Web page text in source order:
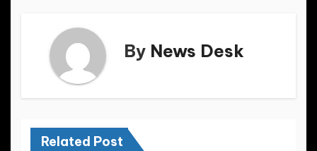
By News Desk
Related Post